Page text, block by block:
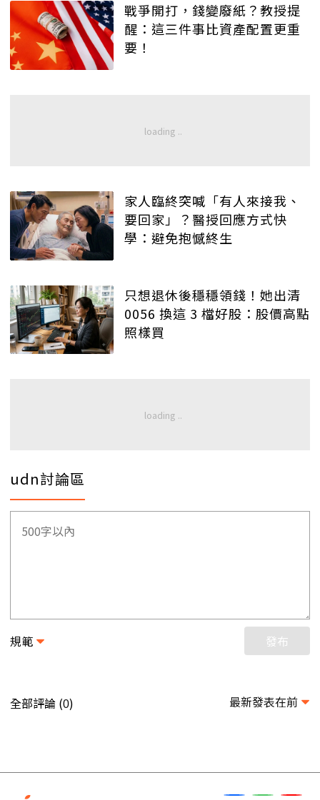
戰爭開打，錢變廢紙？教授提
醒：這三件事比資產配置更重
要！
家人臨終突喊「有人來接我、
要回家」？醫授回應方式快
學：避免抱憾終生
只想退休後穩穩領錢！她出清
0056 換這 3 檔好股：股價高點
照樣買
udn討論區
規範 發布
全部評論 (0) 最新發表在前